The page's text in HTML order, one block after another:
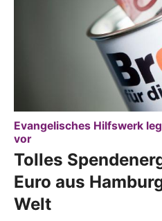
Evangelisches Hilfswerk
vor:
Tolles
Euro aus
Welt